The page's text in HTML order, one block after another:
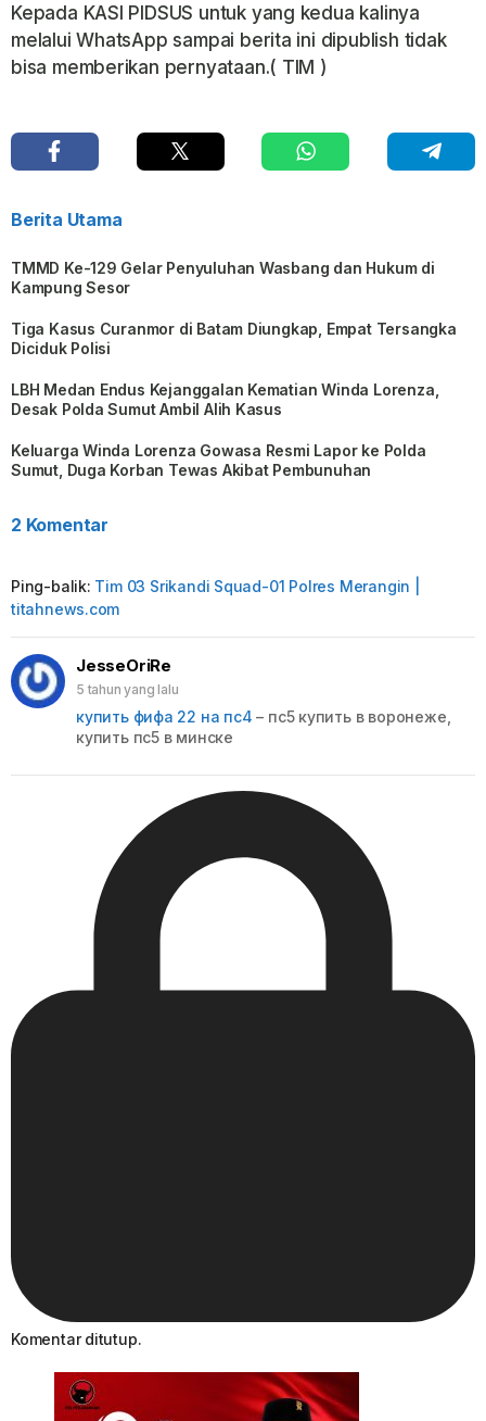
Kepada KASI PIDSUS untuk yang kedua kalinya
melalui WhatsApp sampai berita ini dipublish tidak
bisa memberikan pernyataan.( TIM )
Berita Utama
TMMD Ke-129 Gelar Penyuluhan Wasbang dan Hukum di
Kampung Sesor
Tiga Kasus Curanmor di Batam Diungkap, Empat Tersangka
Diciduk Polisi
LBH Medan Endus Kejanggalan Kematian Winda Lorenza,
Desak Polda Sumut Ambil Alih Kasus
Keluarga Winda Lorenza Gowasa Resmi Lapor ke Polda
Sumut, Duga Korban Tewas Akibat Pembunuhan
2 Komentar
Ping-balik: Tim 03 Srikandi Squad-01 Polres Merangin |
titahnews.com
JesseOriRe
5 tahun yang lalu
купить фифа 22 на пс4 – пс5 купить в воронеже,
купить пс5 в минске
Komentar ditutup.